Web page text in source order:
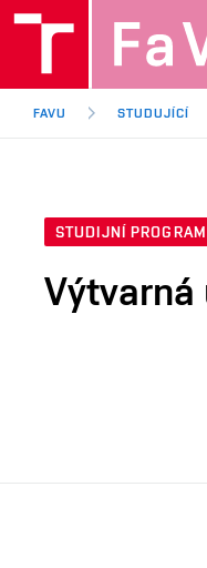
FAVU STUDUJÍCÍ
STUDIJNÍ PROGRAM
Výtvarná